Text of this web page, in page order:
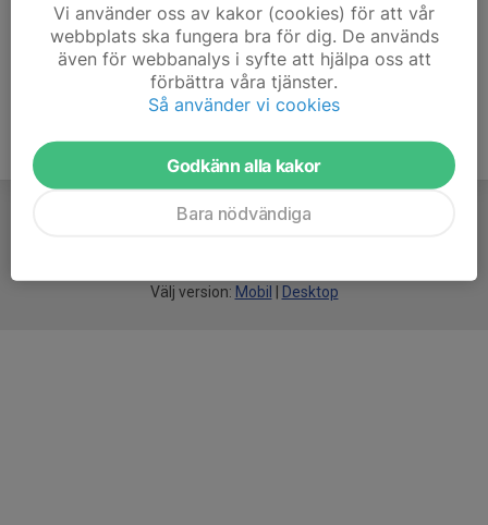
Ålder 8 år
Välj version: Mobil Desktop
Vi använder oss av kakor (cookies) för att vår
webbplats ska fungera bra för dig. De används
även för webbanalys i syfte att hjälpa oss att
förbättra våra tjänster.
Så använder vi cookies
Godkänn alla kakor
Bara nödvändiga